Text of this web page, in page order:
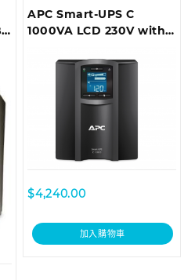
APC Smart-UPS C
1000VA LCD 230V with
add network card)
$4,240.00
加入購物車